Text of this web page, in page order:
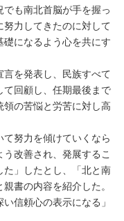
も南北首脳が手を握っ
力してきたのに対して
になるよう心を共にす
を発表し、民族すべて
て回顧し、任期最後まで
領の苦悩と労苦に対し高
努力を傾けていくなら
改善され、発展するこ
た」したとし、「北と南
書の内容を紹介した。
信頼心の表示になる」